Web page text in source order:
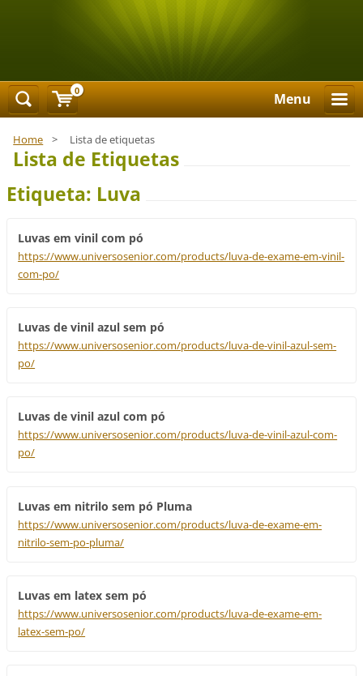
Menu
Home > Lista de etiquetas
Lista de Etiquetas
Etiqueta: Luva
Luvas em vinil com pó
https://www.universosenior.com/products/luva-de-exame-em-vinil-
com-po/
Luvas de vinil azul sem pó
https://www.universosenior.com/products/luva-de-vinil-azul-sem-
po/
Luvas de vinil azul com pó
https://www.universosenior.com/products/luva-de-vinil-azul-com-
po/
Luvas em nitrilo sem pó Pluma
https://www.universosenior.com/products/luva-de-exame-em-
nitrilo-sem-po-pluma/
Luvas em latex sem pó
https://www.universosenior.com/products/luva-de-exame-em-
latex-sem-po/
0